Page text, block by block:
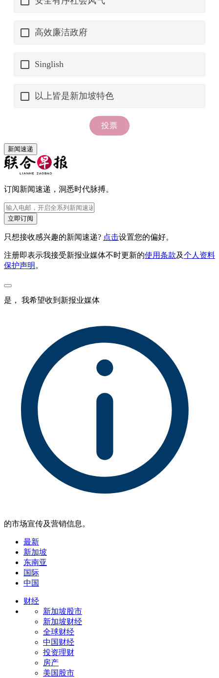
新闻速递
订阅新闻速递，洞悉时代脉搏。
立即订阅
只想接收感兴趣的新闻速递? 点击设置您的偏好。
注册即表示我接受新报业媒体不时更新的使用条款及个人资料
保护声明。
是， 我希望收到新报业媒体
的市场宣传及营销信息。
最新
新加坡
东南亚
国际
中国
财经
新加坡股市
新加坡财经
全球财经
中国财经
投资理财
房产
美国股市